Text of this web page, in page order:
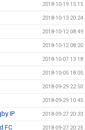
2018-10-19 15:15
2018-10-13 20:24
2018-10-12 08:49
2018-10-12 08:20
2018-10-07 13:18
2018-10-05 18:05
2018-09-29 22:50
2018-09-29 10:45
IP 2018-09-27 20:33
FC 2018-09-27 20:25